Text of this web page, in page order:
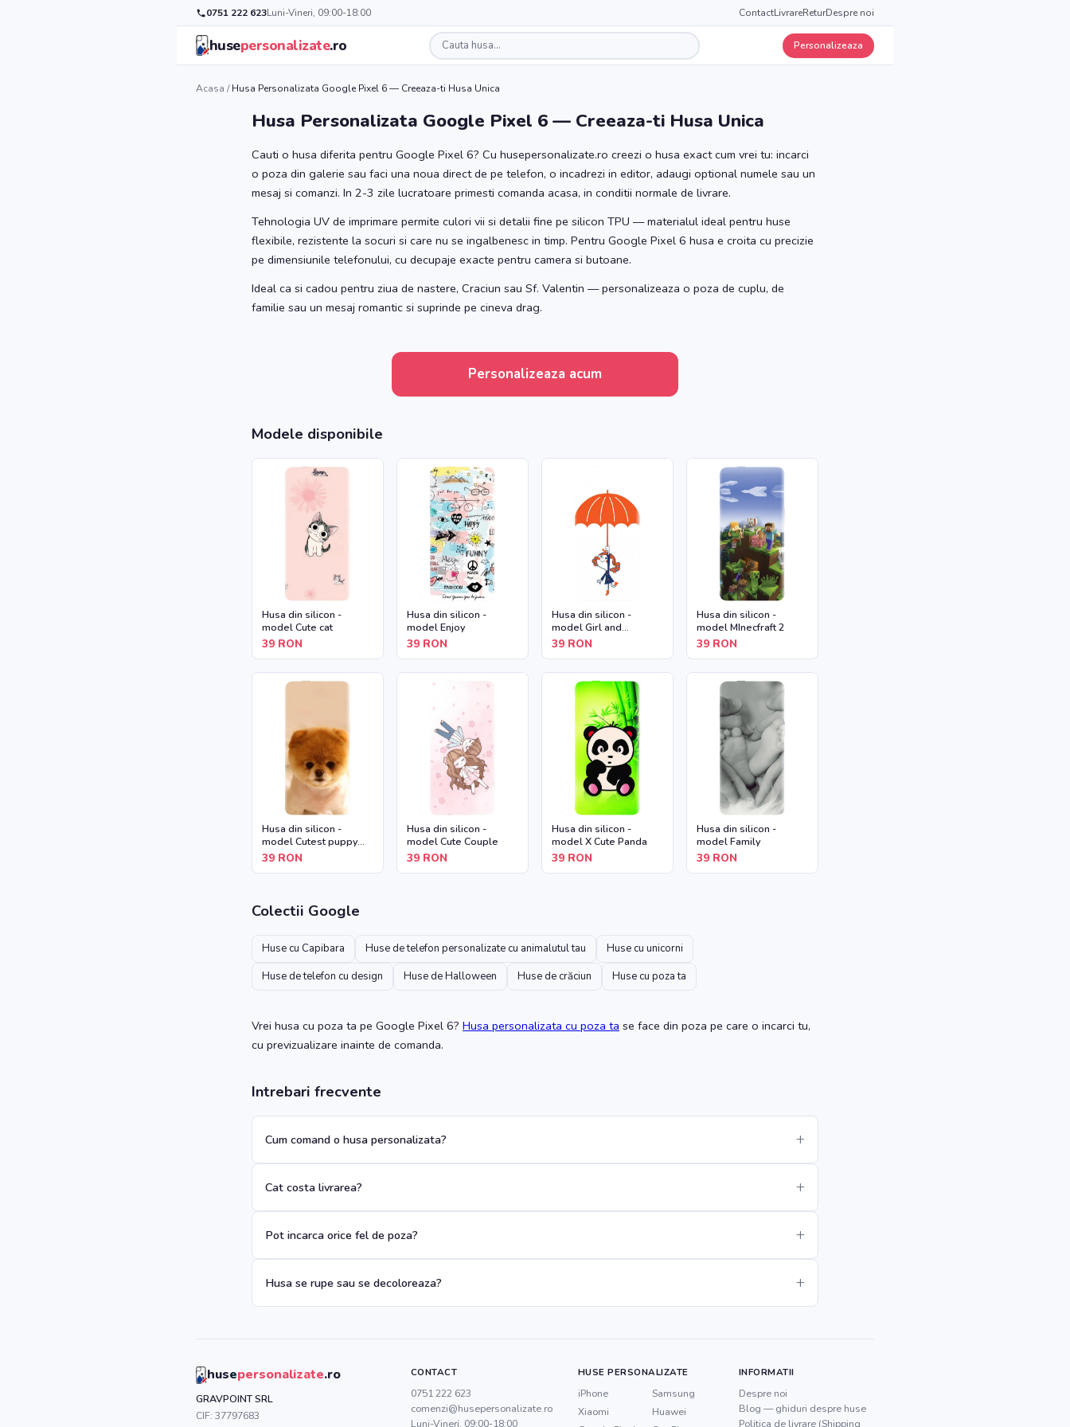
0751 222 623Luni-Vineri, 09:00-18:00 ContactLivrareReturDespre noi
husepersonalizate.ro Personalizeaza
Acasa /Husa Personalizata Google Pixel 6 — Creeaza-ti Husa Unica
Husa Personalizata Google Pixel 6 — Creeaza-ti Husa Unica
Cauti o husa diferita pentru Google Pixel 6? Cu husepersonalizate.ro creezi o husa exact cum vrei tu: incarci
o poza din galerie sau faci una noua direct de pe telefon, o incadrezi in editor, adaugi optional numele sau un
mesaj si comanzi. In 2-3 zile lucratoare primesti comanda acasa, in conditii normale de livrare.
Tehnologia UV de imprimare permite culori vii si detalii fine pe silicon TPU — materialul ideal pentru huse
flexibile, rezistente la socuri si care nu se ingalbenesc in timp. Pentru Google Pixel 6 husa e croita cu precizie
pe dimensiunile telefonului, cu decupaje exacte pentru camera si butoane.
Ideal ca si cadou pentru ziua de nastere, Craciun sau Sf. Valentin — personalizeaza o poza de cuplu, de
familie sau un mesaj romantic si suprinde pe cineva drag.
Personalizeaza acum
Modele disponibile
Husa din silicon -
model Cute cat
39 RON
Husa din silicon -
model Enjoy
39 RON
Husa din silicon -
model Girl and
Umbrella
39 RON
Husa din silicon -
model MInecfraft 2
39 RON
Husa din silicon -
model Cutest puppy
dog
39 RON
Husa din silicon -
model Cute Couple
39 RON
Husa din silicon -
model X Cute Panda
39 RON
Husa din silicon -
model Family
39 RON
Colectii Google
Huse cu Capibara Huse de telefon personalizate cu animalutul tau
Huse cu unicorni
Huse de telefon cu design
Huse de Halloween Huse de crăciun Huse cu poza ta
Vrei husa cu poza ta pe Google Pixel 6? Husa personalizata cu poza ta se face din poza pe care o incarci tu,
cu previzualizare inainte de comanda.
Intrebari frecvente
Cum comand o husa personalizata?
Cat costa livrarea?
Pot incarca orice fel de poza?
Husa se rupe sau se decoloreaza?
husepersonalizate.ro
GRAVPOINT SRL
CIF: 37797683
CONTACT
0751 222 623
comenzi@husepersonalizate.ro
Luni-Vineri, 09:00-18:00
HUSE PERSONALIZATE
iPhone
Samsung
Xiaomi
Huawei
INFORMATII
Despre noi
Blog — ghiduri despre huse
Politica de livrare (Shipping